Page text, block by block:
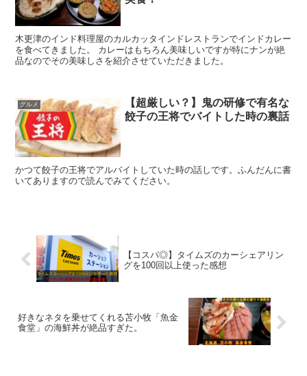
木更津のインド料理屋のカルカッタインドレストランでインドカレー
を食べてきました。 カレーはもちろん美味しいですが特にナンが絶
品なのでその美味しさを紹介させていただきました。
グルメ
【超厳しい？】鬼の研修で有名な
餃子の王将でバイトした時の裏話
かつて餃子の王将でアルバイトしていた時の話しです。ふんだんに書
いてありますので読んでみてください。
【コスパ◎】タイムズのカーシェアリン
グを100回以上使った感想
好きなネタを乗せてくれる苫小牧「魚金
食堂」の海鮮丼が絶品すぎた。